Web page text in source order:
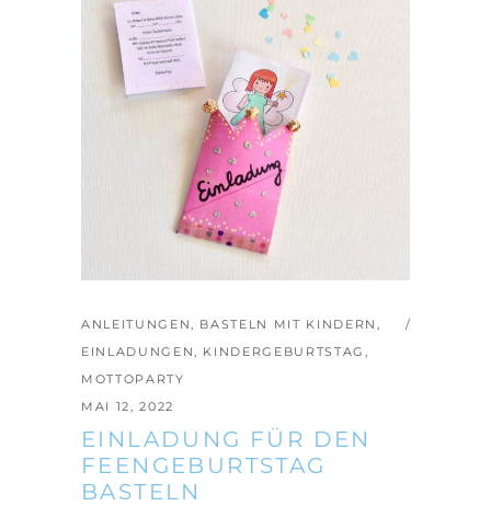
ANLEITUNGEN, BASTELN MIT KINDERN ,
EINLADUNGEN, KINDERGEBURTSTAG ,
MOTTOPARTY
MAI 12, 2022
EINLADUNG FÜR DEN
FEENGEBURTSTAG
BASTELN